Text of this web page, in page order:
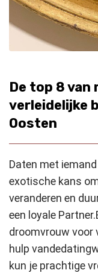
De top 8 van
verleidelijke
Oosten
Daten met
exotische kans
veranderen en
een loyale Partner.
droomvrouw voor
hulp vande
kun je prachtige